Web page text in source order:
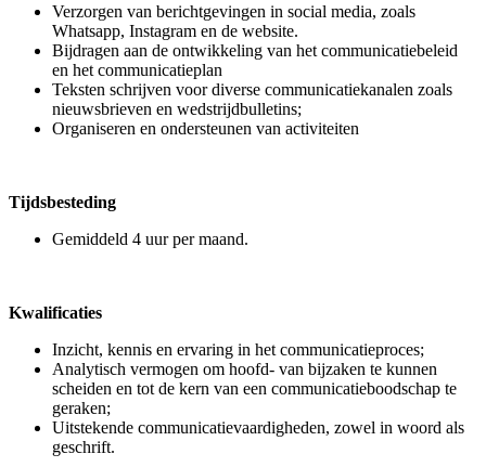
Verzorgen van berichtgevingen in social media, zoals
Whatsapp, Instagram en de website.
Bijdragen aan de ontwikkeling van het communicatiebeleid
en het communicatieplan
Teksten schrijven voor diverse communicatiekanalen zoals
nieuwsbrieven en wedstrijdbulletins;
Organiseren en ondersteunen van activiteiten
Tijdsbesteding
Gemiddeld 4 uur per maand.
Kwalificaties
Inzicht, kennis en ervaring in het communicatieproces;
Analytisch vermogen om hoofd- van bijzaken te kunnen
scheiden en tot de kern van een communicatieboodschap te
geraken;
Uitstekende communicatievaardigheden, zowel in woord als
geschrift.